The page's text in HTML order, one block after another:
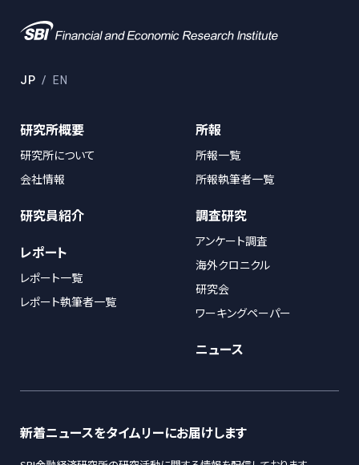
JP EN
研究所概要
研究所について
会社情報
研究員紹介
レポート
レポート一覧
レポート執筆者一覧
所報
所報一覧
所報執筆者一覧
調査研究
アンケート調査
海外クロニクル
研究会
ワーキングペーパー
ニュース
新着ニュースをタイムリーにお届けします